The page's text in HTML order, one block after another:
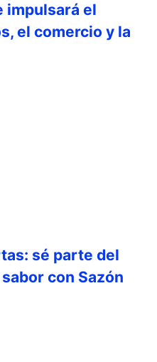
impulsará el
el comercio y la
sé parte del
con Sazón